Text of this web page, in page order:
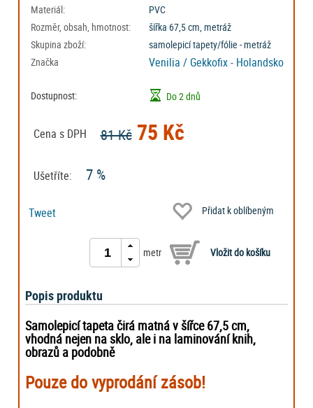
Materiál:
PVC
Rozměr, obsah, hmotnost:
šířka 67,5 cm, metráž
Skupina zboží:
samolepicí tapety/fólie - metráž
Značka
Venilia / Gekkofix - Holandsko
Dostupnost: Do 2 dnů
Cena s DPH 81 Kč75 Kč
Ušetříte: 7 %
Tweet Přidat k oblíbeným
metr
Popis produktu
Samolepicí tapeta čirá matná v šířce 67,5 cm,
vhodná nejen na sklo, ale i na laminování knih,
obrazů a podobně
Pouze do vyprodání zásob!